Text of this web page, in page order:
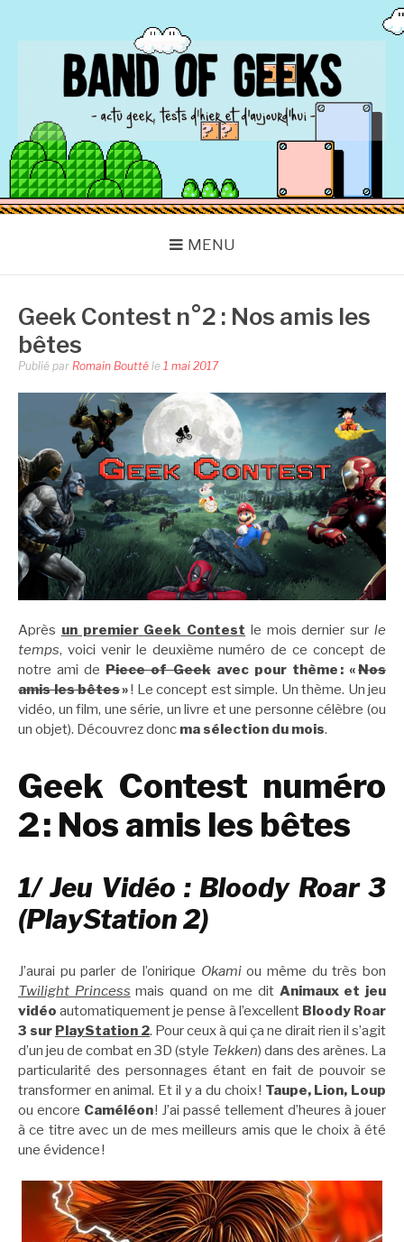
BAND OF GEEKS
Actu Geek d'hier et d'aujourd'hui
MENU
Geek Contest n°2 : Nos amis les
bêtes
Publié par Romain Boutté le 1 mai 2017
Après un premier Geek Contest le mois dernier surle
temps, voici venir le deuxième numéro de ce concept de
notre ami dePiece of Geekavec pour thème : «Nos
amis les bêtes»! Le concept est simple. Un thème. Un jeu
vidéo, un film, une série, un livre et une personne célèbre (ou
un objet). Découvrez donc ma sélection du mois.
Geek Contest numéro
2 : Nos amis les bêtes
1/ Jeu Vidéo : Bloody Roar 3
(PlayStation 2)
J’aurai pu parler de l’onirique Okamiou même du très bon
Twilight Princess mais quand on me dit Animaux et jeu
vidéoautomatiquement je pense à l’excellent Bloody Roar
3 sur PlayStation 2. Pour ceux à qui ça ne dirait rien il s’agit
d’un jeu de combat en 3D (style Tekken) dans des arènes. La
particularité des personnages étant en fait de pouvoir se
transformer en animal. Et il y a du choix ! Taupe, Lion, Loup
ou encore Caméléon! J’ai passé tellement d’heures à jouer
à ce titre avec un de mes meilleurs amis que le choix à été
une évidence !